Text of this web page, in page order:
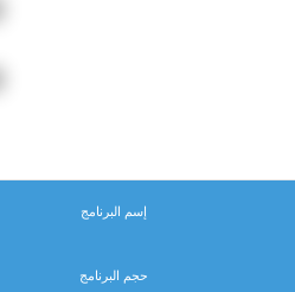
إسم البرنامج
حجم البرنامج